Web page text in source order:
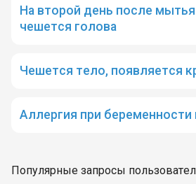
На второй день после
чешется голова
Чешется тело, появляется
Аллергия при беременности
Популярные запросы